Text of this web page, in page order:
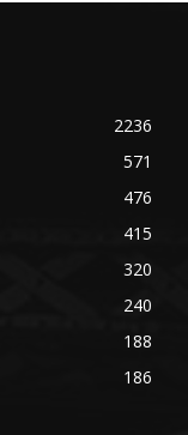
2236
571
476
415
320
240
188
186